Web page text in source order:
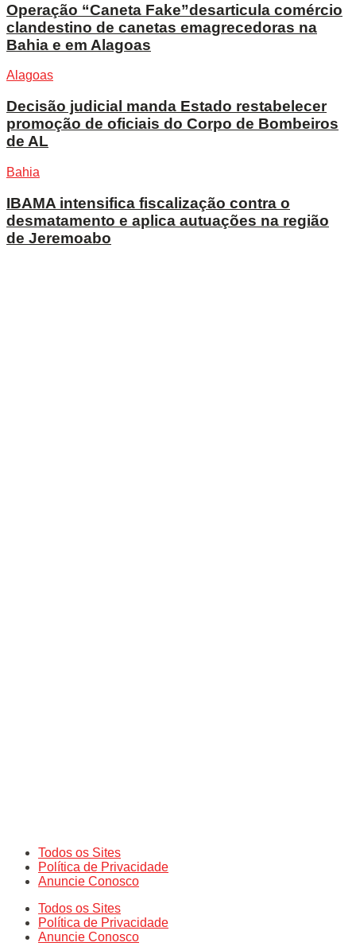
Operação “Caneta Fake”desarticula comércio
clandestino de canetas emagrecedoras na
Bahia e em Alagoas
Alagoas
Decisão judicial manda Estado restabelecer
promoção de oficiais do Corpo de Bombeiros
de AL
Bahia
IBAMA intensifica fiscalização contra o
desmatamento e aplica autuações na região
de Jeremoabo
Todos os Sites
Política de Privacidade
Anuncie Conosco
Todos os Sites
Política de Privacidade
Anuncie Conosco